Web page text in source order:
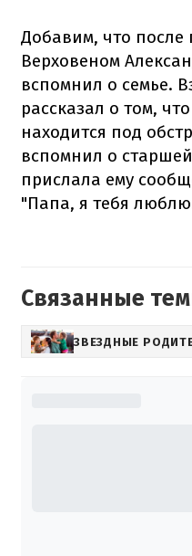
Добавим, что
Верховеном
вспомнил о семье.
рассказал о том,
находится под
вспомнил о
прислала ему
"Папа, я тебя
Связанные
ЗВЕЗДНЫЕ